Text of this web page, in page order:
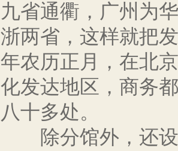
九省通衢，广州为
浙两省，这样就把
年农历正月，在北
化发达地区，商务
八十多处。
除分馆外，还设